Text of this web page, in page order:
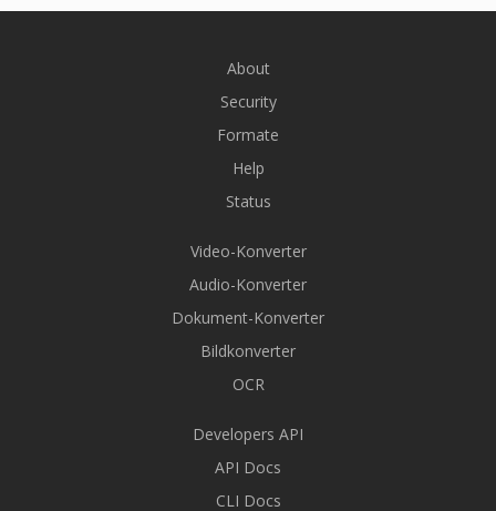
About
Security
Formate
Help
Status
Video-Konverter
Audio-Konverter
Dokument-Konverter
Bildkonverter
OCR
Developers API
API Docs
CLI Docs